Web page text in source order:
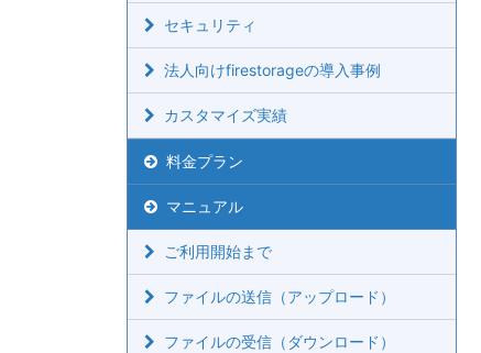
セキュリティ
法人向けfirestorageの導入事例
カスタマイズ実績
料金プラン
マニュアル
ご利用開始まで
ファイルの送信（アップロード）
ファイルの受信（ダウンロード）